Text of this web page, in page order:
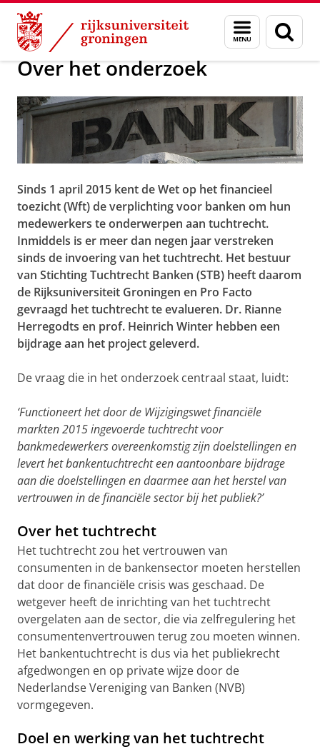
Skip
Content
Skip
Navigation
Menu
en
zoeken
Evaluatie Tuchtrecht
Over het onderzoek
Sinds 1 april 2015 kent de Wet op het financieel
toezicht (Wft) de verplichting voor banken om hun
medewerkers te onderwerpen aan tuchtrecht.
Inmiddels is er meer dan negen jaar verstreken
sinds de invoering van het tuchtrecht. Het bestuur
van Stichting Tuchtrecht Banken (STB) heeft daarom
de Rijksuniversiteit Groningen en Pro Facto
gevraagd het tuchtrecht te evalueren. Dr. Rianne
Herregodts en prof. Heinrich Winter hebben een
bijdrage aan het project geleverd.
De vraag die in het onderzoek centraal staat, luidt:
‘Functioneert het door de Wijzigingswet financiële
markten 2015 ingevoerde tuchtrecht voor
bankmedewerkers overeenkomstig zijn doelstellingen en
levert het bankentuchtrecht een aantoonbare bijdrage
aan die doelstellingen en daarmee aan het herstel van
vertrouwen in de financiële sector bij het publiek?’
Over het tuchtrecht
Het tuchtrecht zou het vertrouwen van
consumenten in de bankensector moeten herstellen
dat door de financiële crisis was geschaad. De
wetgever heeft de inrichting van het tuchtrecht
overgelaten aan de sector, die via zelfregulering het
consumentenvertrouwen terug zou moeten winnen.
Het bankentuchtrecht is dus via het publiekrecht
afgedwongen en op private wijze door de
Nederlandse Vereniging van Banken (NVB)
vormgegeven.
Doel en werking van het tuchtrecht